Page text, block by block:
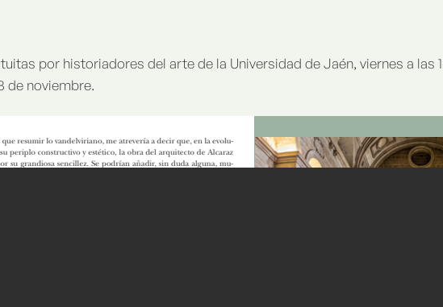
por historiadores del arte de la Universidad de Jaén, viernes a las
de noviembre.